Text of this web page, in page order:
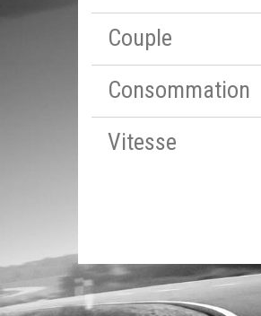
Couple
Consommation
Vitesse